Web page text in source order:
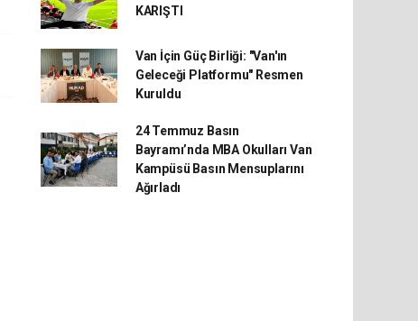
KARIŞTI
Van İçin Güç Birliği: "Van'ın
Geleceği Platformu" Resmen
Kuruldu
24 Temmuz Basın
Bayramı’nda MBA Okulları Van
Kampüsü Basın Mensuplarını
Ağırladı